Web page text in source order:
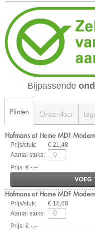
Bijpassende
Plinten Ondervloer
Hofmans at Home MDF
Prijs/stuk:
€ 21,48
Aantal stuks:
Prijs: € -,--
VOEG
Hofmans at Home MDF
Prijs/stuk:
€ 16,68
Aantal stuks:
Prijs: € -,--